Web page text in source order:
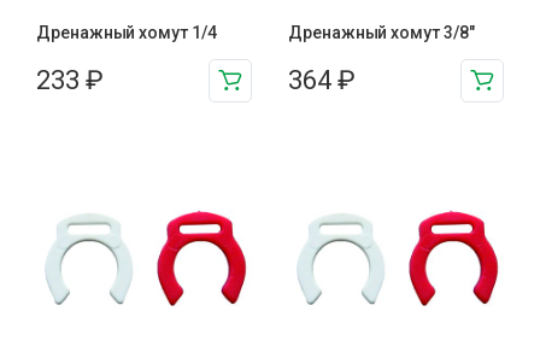
Дренажный хомут 1/4
233 ₽
Дренажный хомут 3/8"
364 ₽